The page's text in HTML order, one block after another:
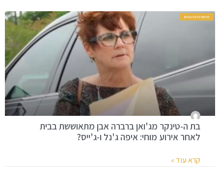
חדשות סלבס בעולם
בת ה-טינקר מג'ואן ברברה אבן מתאוששת בבית
לאחר אירוע מוחי: איפה ג'נל ו-ג'ייס?
קרא עוד »